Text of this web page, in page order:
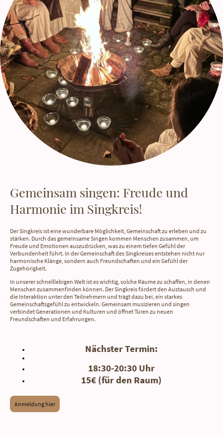
Gemeinsam singen: Freude und
Harmonie im Singkreis!
Der Singkreis ist eine wunderbare Möglichkeit, Gemeinschaft zu erleben und zu
stärken. Durch das gemeinsame Singen kommen Menschen zusammen, um
Freude und Emotionen auszudrücken, was zu einem tiefen Gefühl der
Verbundenheit führt. In der Gemeinschaft des Singkreises entstehen nicht nur
harmonische Klänge, sondern auch Freundschaften und ein Gefühl der
Zugehörigkeit.
In unserer schnelllebigen Welt ist es wichtig, solche Räume zu schaffen, in denen
Menschen zusammenfinden können. Der Singkreis fördert den Austausch und
die Interaktion unter den Teilnehmern und trägt dazu bei, ein starkes
Gemeinschaftsgefühl zu entwickeln. Gemeinsam musizieren und singen
verbindet Generationen und Kulturen und öffnet Türen zu neuen
Freundschaften und Erfahrungen.
Nächster Termin:
18:30-20:30 Uhr
15€ (für den Raum)
Anmeldung hier